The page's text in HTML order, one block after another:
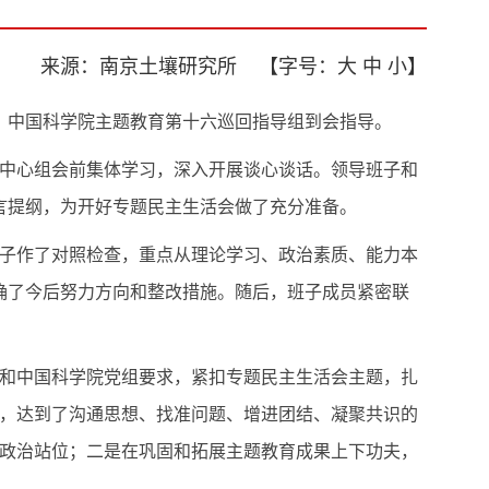
来源：南京土壤研究所 【字号： 大 中 小】
国科学院主题教育第十六巡回指导组到会指导。
心组会前集体学习，深入开展谈心谈话。领导班子和
纲，为开好专题民主生活会做了充分准备。
作了对照检查，重点从理论学习、政治素质、能力本
今后努力方向和整改措施。随后，班子成员紧密联
中国科学院党组要求，紧扣专题民主生活会主题，扎
达到了沟通思想、找准问题、增进团结、凝聚共识的
站位；二是在巩固和拓展主题教育成果上下功夫，